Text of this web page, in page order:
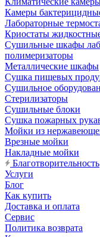
Камеры
Лабораторные
Криостаты
Сушильные шкафы
полимеризаторы
Металлические шкафы
Сушка пищевых
Сушильное
Стерилизаторы
Сушильные блоки
Сушка пожарных
Мойки из
Врезные мойки
Накладные мойки
Благотворительность
Услуги
Блог
Как купить
Доставка и оплата
Сервис
Политика возврата